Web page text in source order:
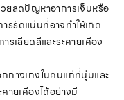
ยลดปัญหาอาการเจ็บหรือ
รัดแน่นที่อาจทำให้เกิด
เสียดสีและระคายเคือง
กางเกงในคนแก่ที่นุ่มและ
ายเคืองได้อย่างมี